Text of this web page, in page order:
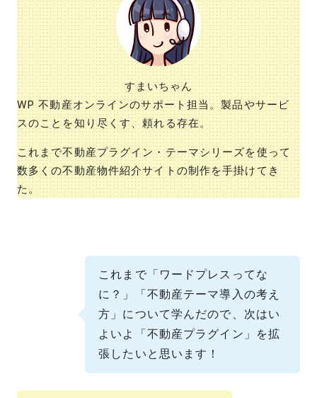
すまいちゃん
WP 不動産オンラインのサポート担当。製品やサービ
スのことを知り尽くす、頼れる存在。
これまで不動産プラグイン・テーマシリーズを使って
数多くの不動産物件紹介サイトの制作を手掛けてき
た。
これまで「ワードプレスってな
に？」「不動産テーマ導入の考え
方」について学んだので、次はい
よいよ「不動産プラグイン」を拡
張したいと思います！